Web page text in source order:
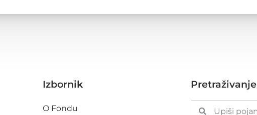
Izbornik
O Fondu
Pretraživanje